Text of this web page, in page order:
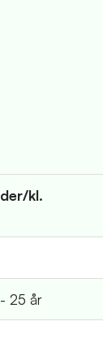
kl.
25 år